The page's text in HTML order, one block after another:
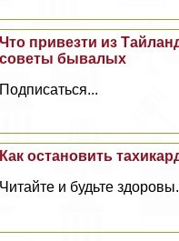
Что привезти из
советы бывалых
Подписаться...
Как остановить
Читайте и будьте